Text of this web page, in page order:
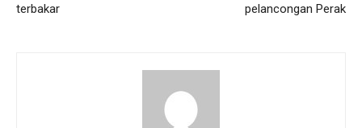
terbakar
pelancongan Perak